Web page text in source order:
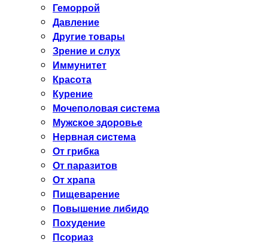
Геморрой
Давление
Другие товары
Зрение и слух
Иммунитет
Красота
Курение
Мочеполовая система
Мужское здоровье
Нервная система
От грибка
От паразитов
От храпа
Пищеварение
Повышение либидо
Похудение
Псориаз